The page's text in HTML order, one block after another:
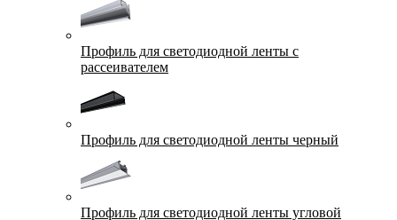
Профиль для светодиодной ленты с
рассеивателем
Профиль для светодиодной ленты черный
Профиль для светодиодной ленты угловой